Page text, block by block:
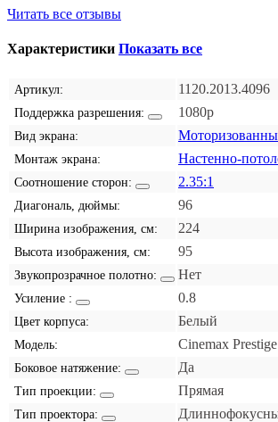
Читать все отзывы
Характеристики Показать все
Артикул: 1120.2013.4096
Поддержка разрешения: 1080p
Вид экрана:
Монтаж экрана: Настенно-
Соотношение сторон: 2.35:1
Диагональ, дюймы: 96
Ширина изображения, см: 224
Высота изображения, см: 95
Звукопрозрачное полотно: Нет
Усиление : 0.8
Цвет корпуса: Белый
Модель: Cinemax
Боковое натяжение: Да
Тип проекции: Прямая
Тип проектора: